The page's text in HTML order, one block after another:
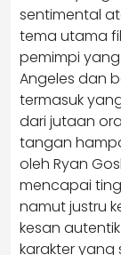
sentimental
tema utama
pemimpi
Angeles dan
termasuk
dari jutaan
tangan
oleh Ryan
mencapai
namut justru
kesan
karakter